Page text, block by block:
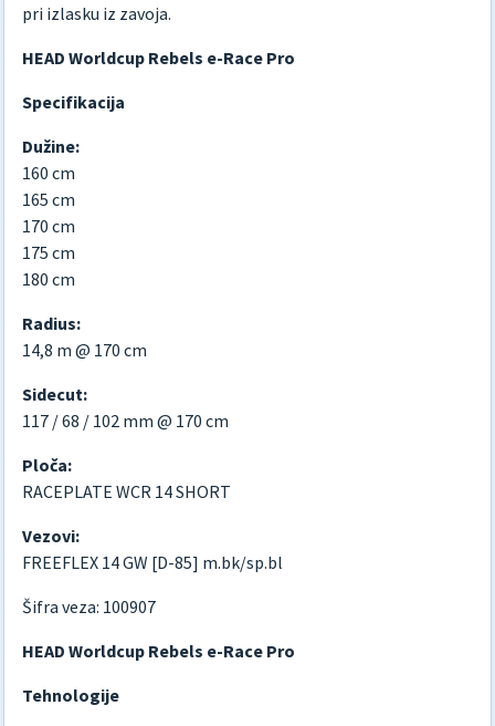
pri izlasku iz zavoja.
HEAD Worldcup Rebels e-Race Pro
Specifikacija
Dužine:
160 cm
165 cm
170 cm
175 cm
180 cm
Radius:
14,8 m @ 170 cm
Sidecut:
117 / 68 / 102 mm @ 170 cm
Ploča:
RACEPLATE WCR 14 SHORT
Vezovi:
FREEFLEX 14 GW [D-85] m.bk/sp.bl
Šifra veza: 100907
HEAD Worldcup Rebels e-Race Pro
Tehnologije